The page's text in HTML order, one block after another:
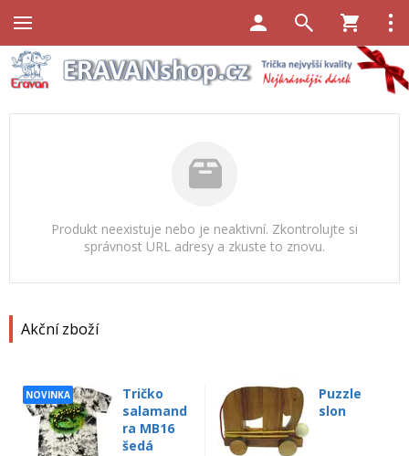
Akční zboží
NOVINKA
Tričko
salamand
ra MB16
šedá
Puzzle
slon
Produkt neexistuje nebo je neaktivní. Zkontrolujte si
správnost URL adresy a zkuste to znovu.